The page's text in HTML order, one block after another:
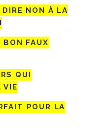
NON À LA
BON FAUX
QUI
VIE
POUR LA